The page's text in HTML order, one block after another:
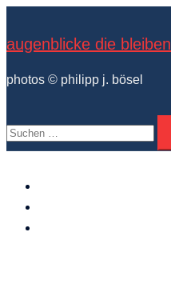
springen
augenblicke die bleiben
photos © philipp j. bösel
Suchen
nach: